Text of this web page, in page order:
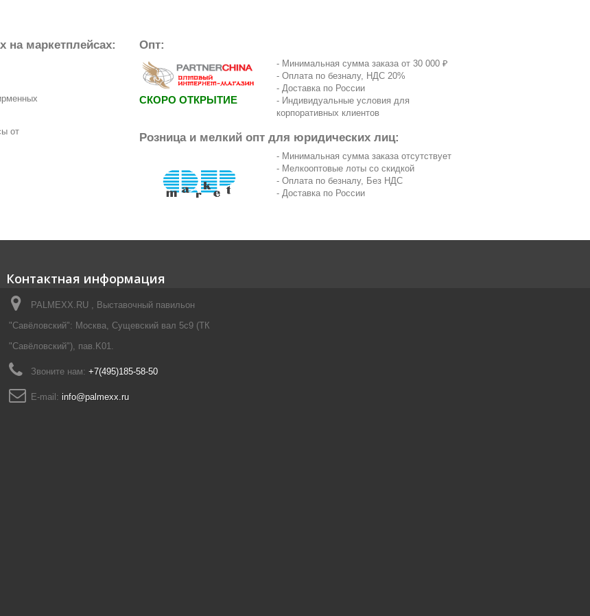
на маркетплейсах:
от
Опт:
СКОРО ОТКРЫТИЕ
- Минимальная сумма заказа от 30 000 ₽
- Оплата по безналу, НДС 20%
- Доставка по России
- Индивидуальные условия для
корпоративных клиентов
Розница и мелкий опт для юридических лиц:
- Минимальная сумма заказа отсутствует
- Мелкооптовые лоты со скидкой
- Оплата по безналу, Без НДС
- Доставка по России
Контактная информация
PALMEXX.RU , Выставочный павильон
"Савёловский": Москва, Сущевский вал 5с9 (ТК
"Савёловский"), пав.K01.
Звоните нам: +7(495)185-58-50
E-mail: info@palmexx.ru